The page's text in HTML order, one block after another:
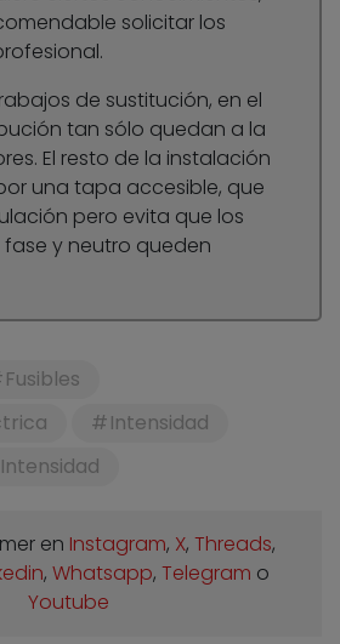
solicitar los
de sustitución, en el
tan sólo quedan a la
El resto de la instalación
una tapa accesible, que
pero evita que los
y neutro queden
Fusibles
Intensidad
en Instagram, X, Threads,
, Whatsapp, Telegram o
Youtube